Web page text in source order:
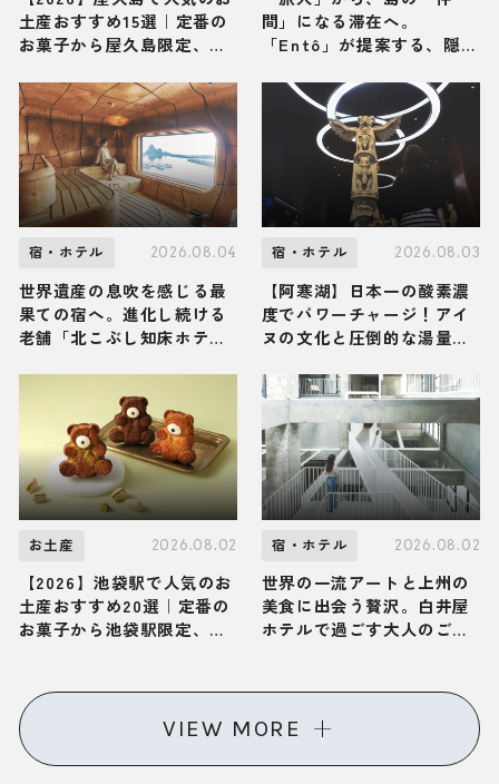
土産おすすめ15選｜定番の
お菓子から屋久島限定、ば
間」になる滞在へ。
「Entô」が提案する、隠
に触れる特別な体験
宿・ホテル 2026.08.04
世界遺産の息吹を感じる最
果ての宿へ。進化し続ける
老舗「北こぶし知床ホテル
宿・ホテル 2026.08.03
【阿寒湖】日本一の酸素濃
度でパワーチャージ！アイ
ヌの文化と圧倒的な湯量の
かん遊久の里 鶴雅」へ
お土産 2026.08.02
【2026】池袋駅で人気のお
土産おすすめ20選｜定番の
お菓子から池袋駅限定、お
宿・ホテル 2026.08.02
世界の一流アートと上州の
美食に出会う贅沢。白井屋
ホテルで過ごす大人のご褒
VIEW MORE